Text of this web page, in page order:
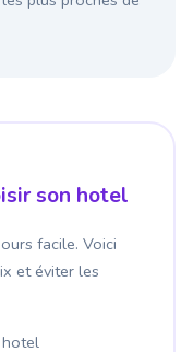
son hotel
facile. Voici
et éviter les
hotel